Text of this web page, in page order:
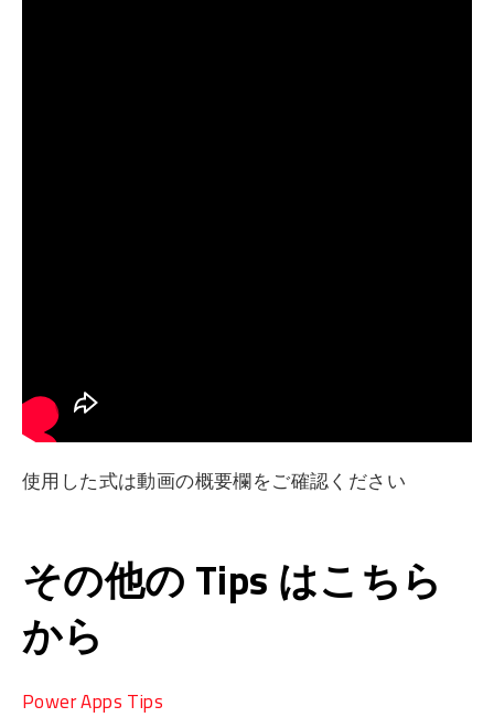
使用した式は動画の概要欄をご確認ください
その他の Tips はこちら
から
Power Apps Tips